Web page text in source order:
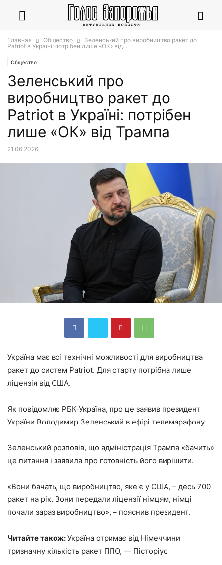
Главная Общество
Зеленський про виробництво ракет до
Patriot в Україні: потрібен лише «ОК» від...
Общество
Зеленський про
виробництво ракет до
Patriot в Україні: потрібен
лише «ОК» від Трампа
21.06.2026
Україна має всі технічні можливості для виробництва
ракет до систем Patriot. Для старту потрібна лише
ліцензія від США.
Як повідомляє РБК-Україна, про це заявив президент
України Володимир Зеленський в ефірі телемарафону.
Зеленський розповів, що адміністрація Трампа «бачить»
це питання і заявила про готовність його вирішити.
«Вони бачать, що виробництво, яке є у США, – десь 700
ракет на рік. Вони передали ліцензії німцям, німці
почали зараз виробництво», – пояснив президент.
Читайте також:Україна отримає від Німеччини
тризначну кількість ракет ППО, — Пісторіус